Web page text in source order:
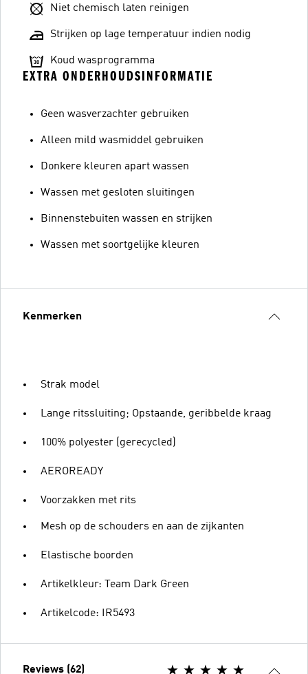
Niet chemisch laten reinigen
Strijken op lage temperatuur indien nodig
Koud wasprogramma
EXTRA ONDERHOUDSINFORMATIE
Geen wasverzachter gebruiken
Alleen mild wasmiddel gebruiken
Donkere kleuren apart wassen
Wassen met gesloten sluitingen
Binnenstebuiten wassen en strijken
Wassen met soortgelijke kleuren
Kenmerken
Strak model
Lange ritssluiting; Opstaande, geribbelde kraag
100% polyester (gerecycled)
AEROREADY
Voorzakken met rits
Mesh op de schouders en aan de zijkanten
Elastische boorden
Artikelkleur: Team Dark Green
Artikelcode: IR5493
Reviews (62)